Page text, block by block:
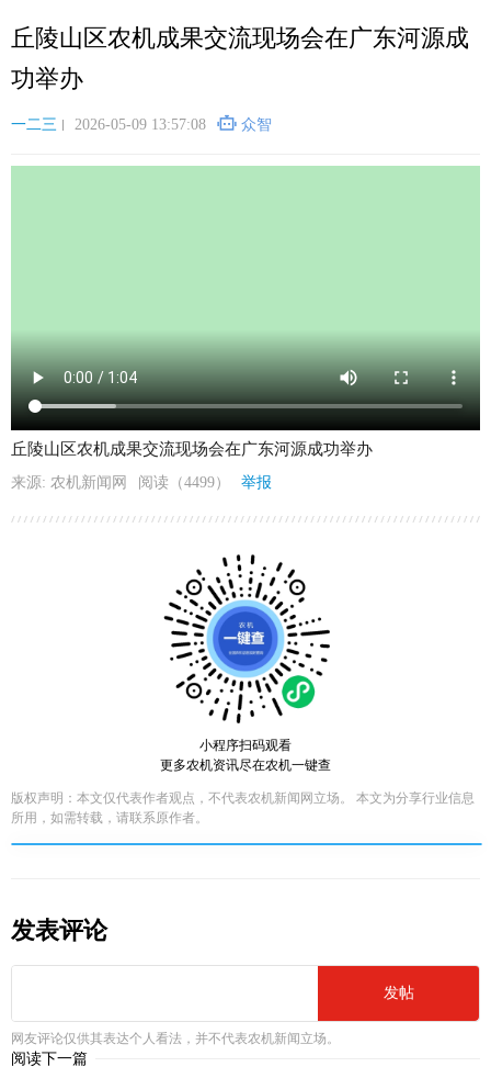
转
内
丘陵山区农机成果交流现场会在广东河源成
功举办
一二三 2026-05-09 13:57:08 众智
丘陵山区农机成果交流现场会在广东河源成功举办
来源: 农机新闻网 阅读（4499） 举报
小程序扫码观看
更多农机资讯尽在农机一键查
版权声明：本文仅代表作者观点，不代表农机新闻网立场。 本文为分享行业信息
所用，如需转载，请联系原作者。
发表评论
发帖
网友评论仅供其表达个人看法，并不代表农机新闻立场。
阅读下一篇